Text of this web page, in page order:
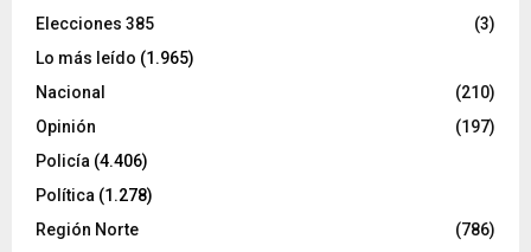
Elecciones 385
(3)
Lo más leído (1.965)
Nacional
(210)
Opinión
(197)
Policía (4.406)
Política (1.278)
Región Norte
(786)